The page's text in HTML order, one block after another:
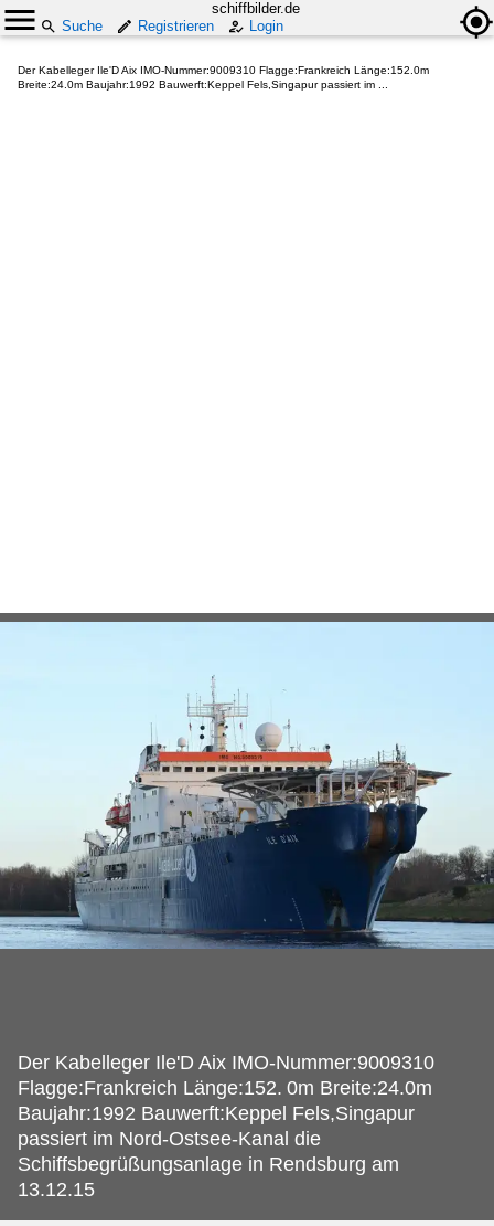
schiffbilder.de
Suche
Registrieren Login
Der Kabelleger Ile'D Aix IMO-Nummer:9009310 Flagge:Frankreich Länge:152.0m
Breite:24.0m Baujahr:1992 Bauwerft:Keppel Fels,Singapur passiert im ...
Der Kabelleger Ile'D Aix IMO-Nummer:9009310
Flagge:Frankreich Länge:152. 0m Breite:24.0m
Baujahr:1992 Bauwerft:Keppel Fels,Singapur
passiert im Nord-Ostsee-Kanal die
Schiffsbegrüßungsanlage in Rendsburg am
13.12.15